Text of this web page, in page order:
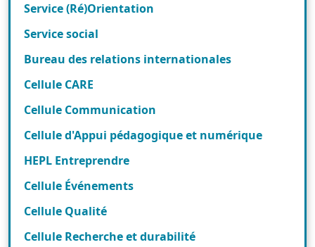
Service (Ré)Orientation
Service social
Bureau des relations internationales
Cellule CARE
Cellule Communication
Cellule d'Appui pédagogique et numérique
HEPL Entreprendre
Cellule Événements
Cellule Qualité
Cellule Recherche et durabilité